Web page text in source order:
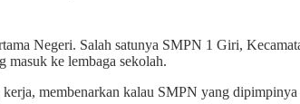
Negeri. Salah satunya SMPN 1 Giri,
masuk ke lembaga sekolah.
membenarkan kalau SMPN yang